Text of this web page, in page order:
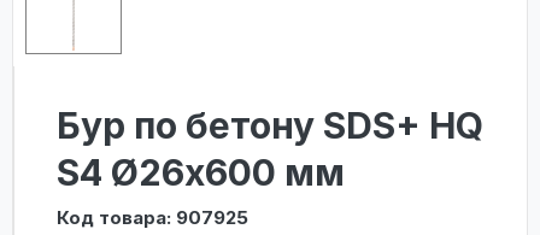
Бур по бетону SDS+ HQ
S4 Ø26x600 мм
Код товара: 907925